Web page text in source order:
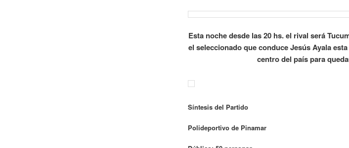
Esta noche desde las 20 hs. el rival será
el seleccionado que conduce Jesús Ayala
centro del país para
Síntesis del Partido
Polideportivo de Pinamar